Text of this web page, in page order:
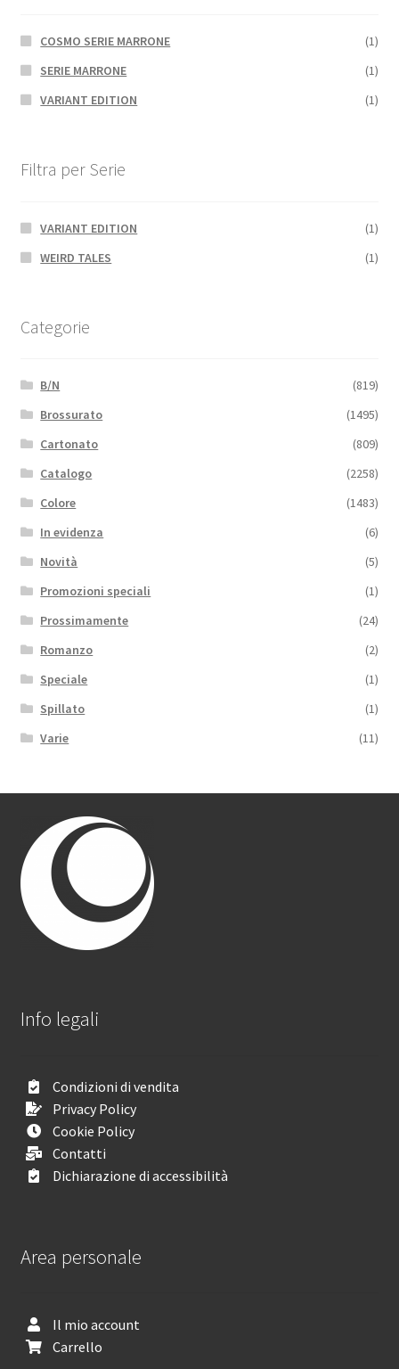
COSMO SERIE MARRONE
(1)
SERIE MARRONE
(1)
VARIANT EDITION
(1)
Filtra per Serie
VARIANT EDITION
(1)
WEIRD TALES
(1)
Categorie
B/N
(819)
Brossurato
(1495)
Cartonato
(809)
Catalogo
(2258)
Colore
(1483)
In evidenza
(6)
Novità
(5)
Promozioni speciali
(1)
Prossimamente
(24)
Romanzo
(2)
Speciale
(1)
Spillato
(1)
Varie
(11)
Info legali
Condizioni di vendita
Privacy Policy
Cookie Policy
Contatti
Dichiarazione di accessibilità
Area personale
Il mio account
Carrello